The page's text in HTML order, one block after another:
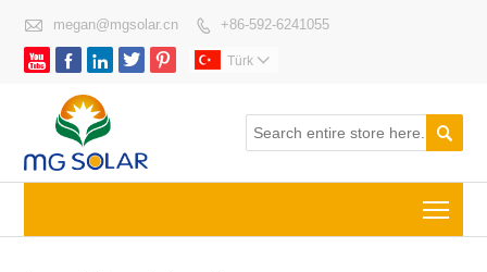
 megan@mgsolar.cn  +86-592-6241055
     Türk 
